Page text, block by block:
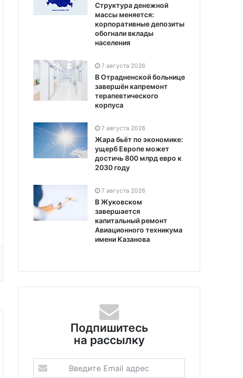
Структура денежной
массы меняется:
корпоративные депозиты
обогнали вклады
населения
7 августа 2026
В Отрадненской больнице
завершён капремонт
терапевтического
корпуса
7 августа 2026
Жара бьёт по экономике:
ущерб Европе может
достичь 800 млрд евро к
2030 году
7 августа 2026
В Жуковском
завершается
капитальный ремонт
Авиационного техникума
имени Казанова
Подпишитесь
на рассылку